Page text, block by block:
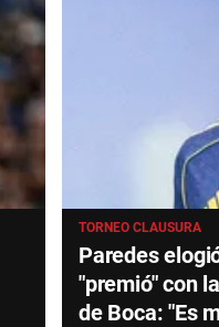
TORNEO CLAUSURA
Paredes
"premió" con
de Boca: "Es